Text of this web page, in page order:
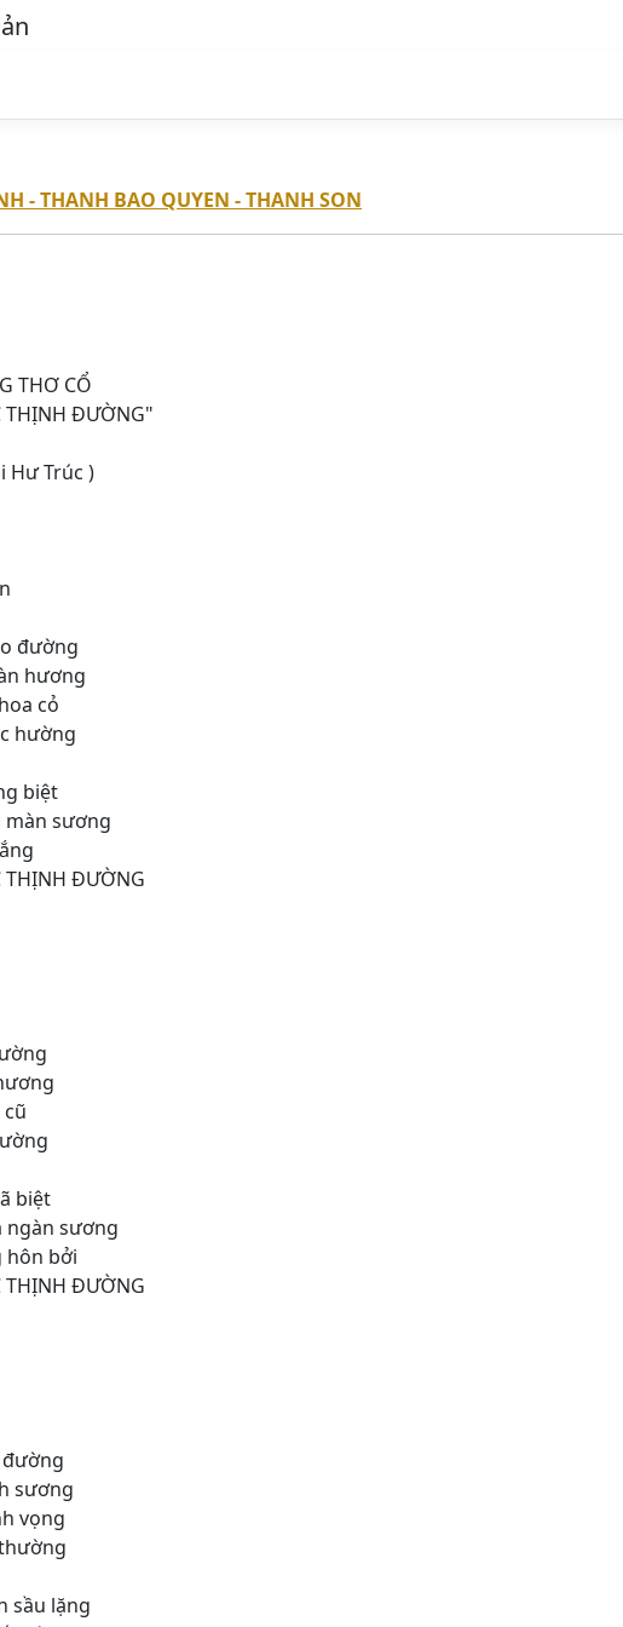
- THANH BAO QUYEN - THANH SON
THƠ CỔ
THỊNH ĐƯỜNG"
Hư Trúc )
đường
hương
cỏ
hường
biệt
màn sương
THỊNH ĐƯỜNG
biệt
ngàn sương
hôn bởi
THỊNH ĐƯỜNG
đường
sương
vọng
sầu lặng